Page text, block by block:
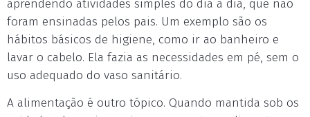
aprendendo atividades simples do dia a dia, que não
foram ensinadas pelos pais. Um exemplo são os
hábitos básicos de higiene, como ir ao banheiro e
lavar o cabelo. Ela fazia as necessidades em pé, sem o
uso adequado do vaso sanitário.
A alimentação é outro tópico. Quando mantida sob os